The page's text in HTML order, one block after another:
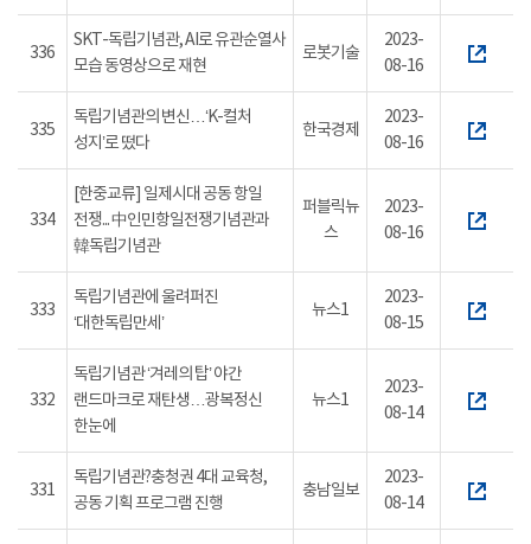
336
SKT-독립기념관, AI로 유관순열사
모습 동영상으로 재현
로봇기술
2023-
08-16
335
독립기념관의 변신…‘K-컬처
성지’로 떴다
한국경제
2023-
08-16
334
[한중교류] 일제시대 공동 항일
전쟁... 中인민항일전쟁기념관과
韓독립기념관
퍼블릭뉴
스
2023-
08-16
333
독립기념관에 울려퍼진
‘대한독립만세’
뉴스1
2023-
08-15
332
독립기념관 ‘겨레의 탑’ 야간
랜드마크로 재탄생…광복정신
한눈에
뉴스1
2023-
08-14
331
독립기념관?충청권 4대 교육청,
공동 기획 프로그램 진행
충남일보
2023-
08-14